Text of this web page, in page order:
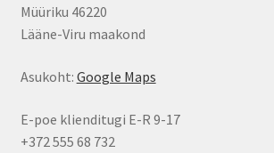
Müüriku 46220
Lääne-Viru maakond
Asukoht: Google Maps
E-poe klienditugi E-R 9-17
+372 555 68 732